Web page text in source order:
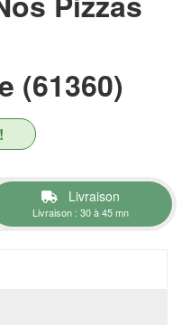
(61360)
Livraison
Livraison : 30 à 45 mn